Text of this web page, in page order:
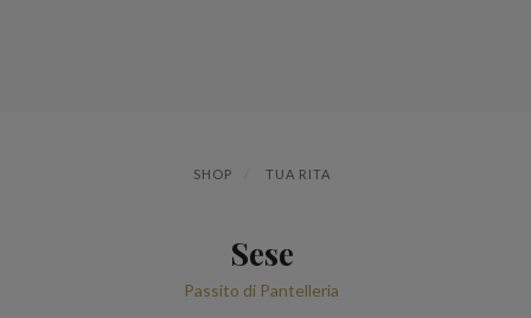
SHOP TUA RITA
Sese
Passito di Pantelleria